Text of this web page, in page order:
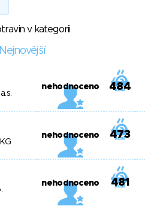
v kategorii
Nejnovější
nehodnoceno 484
nehodnoceno 473
nehodnoceno 481